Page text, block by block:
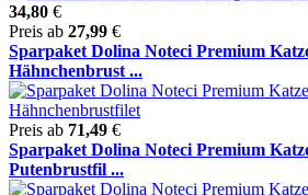
34,80 €
Preis ab 27,99 €
Sparpaket Dolina Noteci Premium
Hähnchenbrust ...
Preis ab 71,49 €
Sparpaket Dolina Noteci Premium
Putenbrustfil ...